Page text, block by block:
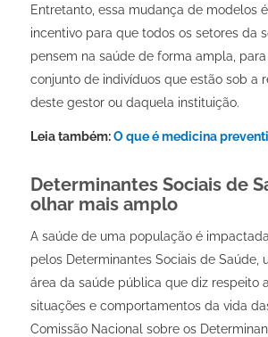
Entretanto, essa mudança de modelos
incentivo para que todos os setores da
pensem na saúde de forma ampla,
conjunto de indivíduos que estão sob a
deste gestor ou daquela instituição.
Leia também:O que é medicina
Determinantes Sociais de
olhar mais amplo
A saúde de uma população é
pelos Determinantes Sociais de Saúde,
área da saúde pública que diz respeito
situações e comportamentos da vida
Comissão Nacional sobre os